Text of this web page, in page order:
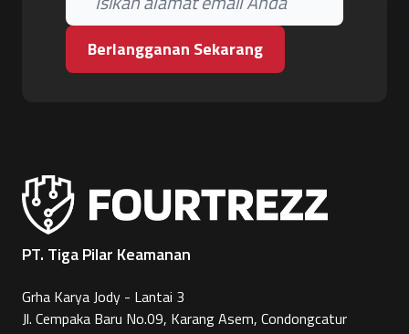
Berlangganan Sekarang
PT. Tiga Pilar Keamanan
Grha Karya Jody - Lantai 3
Jl. Cempaka Baru No.09, Karang Asem, Condongcatur